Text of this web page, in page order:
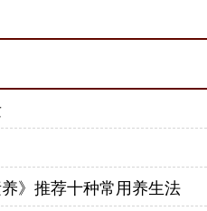
了一大批医疗、科研人
疗主系列人员的70%以
贴，47名专家兼任国内
学、药理学博士学位授
学位授权点。
仪器设备。 放射治疗、
医学、毒物检测等医疗
磁共振、64排螺旋CT、
》推荐十种常用养生法